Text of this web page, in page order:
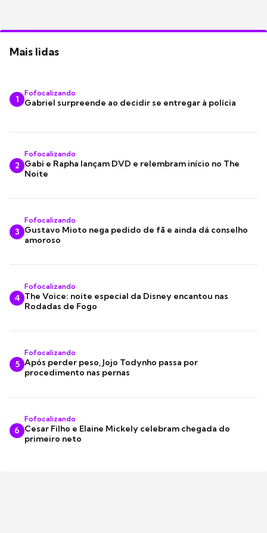
Mais lidas
1
Fofocalizando
Gabriel surpreende ao decidir se entregar à polícia
2
Fofocalizando
Gabi e Rapha lançam DVD e relembram início no The
Noite
3
Fofocalizando
Gustavo Mioto nega pedido de fã e ainda dá conselho
amoroso
4
Fofocalizando
The Voice: noite especial da Disney encantou nas
Rodadas de Fogo
5
Fofocalizando
Após perder peso, Jojo Todynho passa por
procedimento nas pernas
6
Fofocalizando
Cesar Filho e Elaine Mickely celebram chegada do
primeiro neto